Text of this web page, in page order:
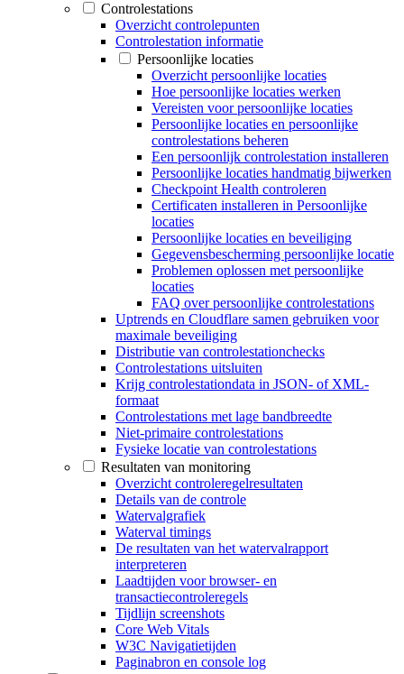
Controlestations
Overzicht controlepunten
Controlestation informatie
Persoonlijke locaties
Overzicht persoonlijke locaties
Hoe persoonlijke locaties werken
Vereisten voor persoonlijke locaties
Persoonlijke locaties en persoonlijke
controlestations beheren
Een persoonlijk controlestation installeren
Persoonlijke locaties handmatig bijwerken
Checkpoint Health controleren
Certificaten installeren in Persoonlijke
locaties
Persoonlijke locaties en beveiliging
Gegevensbescherming persoonlijke locatie
Problemen oplossen met persoonlijke
locaties
FAQ over persoonlijke controlestations
Uptrends en Cloudflare samen gebruiken voor
maximale beveiliging
Distributie van controlestationchecks
Controlestations uitsluiten
Krijg controlestationdata in JSON- of XML-
formaat
Controlestations met lage bandbreedte
Niet-primaire controlestations
Fysieke locatie van controlestations
Resultaten van monitoring
Overzicht controleregelresultaten
Details van de controle
Watervalgrafiek
Waterval timings
De resultaten van het watervalrapport
interpreteren
Laadtijden voor browser- en
transactiecontroleregels
Tijdlijn screenshots
Core Web Vitals
W3C Navigatietijden
Paginabron en console log